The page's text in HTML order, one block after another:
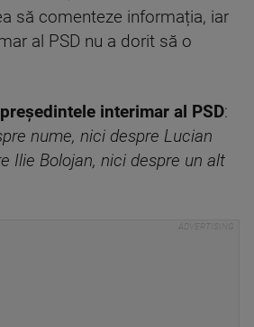
să comenteze informația, iar
al PSD nu a dorit să o
interimar al PSD:
nume, nici despre Lucian
Ilie Bolojan, nici despre un alt